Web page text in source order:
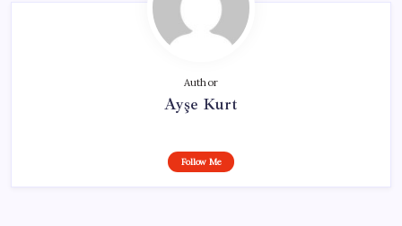
Author
Ayşe Kurt
Follow Me